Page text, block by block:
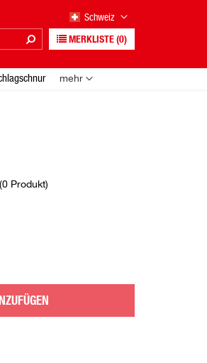
0 Produkt)
Schweiz
MERKLISTE (0)
mehr